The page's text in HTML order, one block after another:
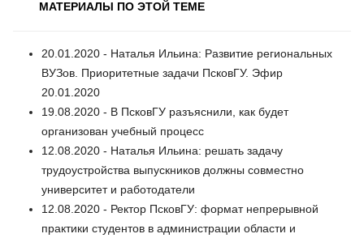
МАТЕРИАЛЫ ПО ЭТОЙ ТЕМЕ
20.01.2020 - Наталья Ильина: Развитие региональных
ВУЗов. Приоритетные задачи ПсковГУ. Эфир
20.01.2020
19.08.2020 - В ПсковГУ разъяснили, как будет
организован учебный процесс
12.08.2020 - Наталья Ильина: решать задачу
трудоустройства выпускников должны совместно
университет и работодатели
12.08.2020 - Ректор ПсковГУ: формат непрерывной
практики студентов в администрации области и